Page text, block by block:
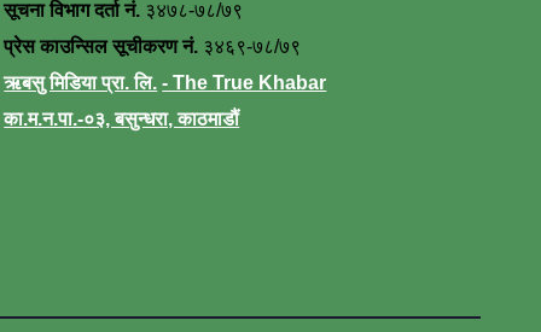
सूचना विभाग दर्ता नं. ३४७८-७८/७९
प्रेस काउन्सिल सूचीकरण नं. ३४६९-७८/७९
ऋबसु मिडिया प्रा. लि. - The True Khabar
का.म.न.पा.-०३, बसुन्धरा, काठमाडौं